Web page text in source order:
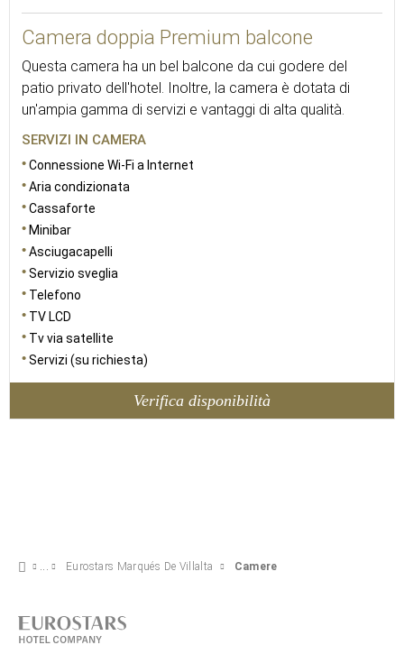
Camera doppia Premium balcone
Questa camera ha un bel balcone da cui godere del
patio privato dell'hotel. Inoltre, la camera è dotata di
un'ampia gamma di servizi e vantaggi di alta qualità.
SERVIZI IN CAMERA
Connessione Wi-Fi a Internet
Aria condizionata
Cassaforte
Minibar
Asciugacapelli
Servizio sveglia
Telefono
TV LCD
Tv via satellite
Servizi (su richiesta)
Verifica disponibilità
Eurostars Marqués De Villalta Camere